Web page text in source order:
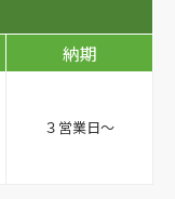
納期
３営業日～